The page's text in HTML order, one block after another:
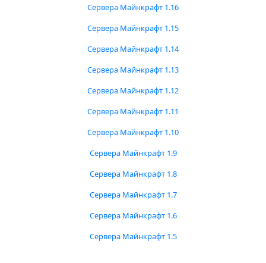
Сервера Майнкрафт 1.16
Сервера Майнкрафт 1.15
Сервера Майнкрафт 1.14
Сервера Майнкрафт 1.13
Сервера Майнкрафт 1.12
Сервера Майнкрафт 1.11
Сервера Майнкрафт 1.10
Сервера Майнкрафт 1.9
Сервера Майнкрафт 1.8
Сервера Майнкрафт 1.7
Сервера Майнкрафт 1.6
Сервера Майнкрафт 1.5